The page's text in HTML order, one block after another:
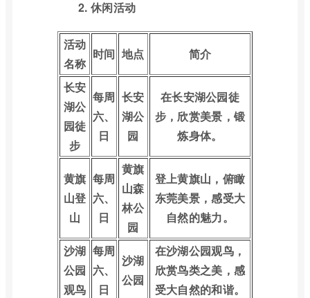
2. 休闲活动
活动
名称
时间 地点 简介
长安
湖公
园徒
步
每周
六、
日
长安
湖公
园
在长安湖公园徒
步，欣赏美景，锻
炼身体。
黄旗
山登
山
每周
六、
日
黄旗
山森
林公
园
登上黄旗山，俯瞰
东莞美景，感受大
自然的魅力。
沙湖
公园
观鸟
每周
六、
日
沙湖
公园
在沙湖公园观鸟，
欣赏鸟类之美，感
受大自然的和谐。